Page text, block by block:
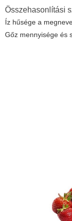
Összehasonlítási
Íz hűsége a
Gőz mennyisége és